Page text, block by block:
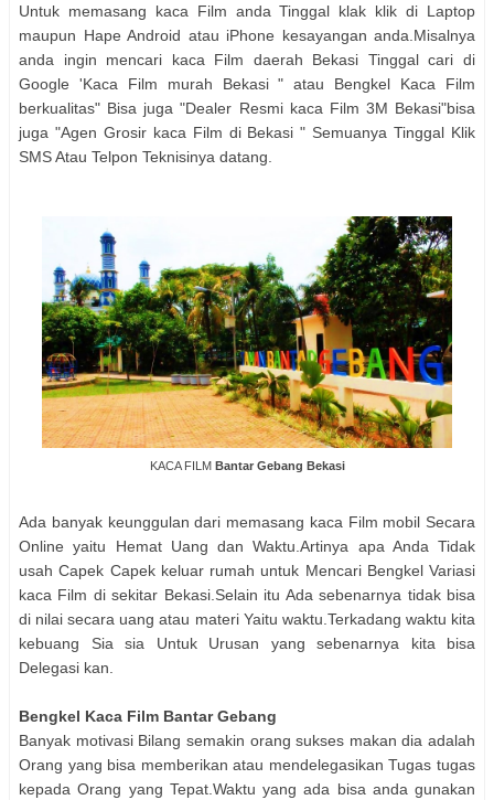
Untuk memasang kaca Film anda Tinggal klak klik di Laptop
maupun Hape Android atau iPhone kesayangan anda.Misalnya
anda ingin mencari kaca Film daerah Bekasi Tinggal cari di
Google 'Kaca Film murah Bekasi " atau Bengkel Kaca Film
berkualitas" Bisa juga "Dealer Resmi kaca Film 3M Bekasi"bisa
juga "Agen Grosir kaca Film di Bekasi " Semuanya Tinggal Klik
SMS Atau Telpon Teknisinya datang.
KACA FILM Bantar Gebang Bekasi
Ada banyak keunggulan dari memasang kaca Film mobil Secara
Online yaitu Hemat Uang dan Waktu.Artinya apa Anda Tidak
usah Capek Capek keluar rumah untuk Mencari Bengkel Variasi
kaca Film di sekitar Bekasi.Selain itu Ada sebenarnya tidak bisa
di nilai secara uang atau materi Yaitu waktu.Terkadang waktu kita
kebuang Sia sia Untuk Urusan yang sebenarnya kita bisa
Delegasi kan.
Bengkel Kaca Film Bantar Gebang
Banyak motivasi Bilang semakin orang sukses makan dia adalah
Orang yang bisa memberikan atau mendelegasikan Tugas tugas
kepada Orang yang Tepat.Waktu yang ada bisa anda gunakan